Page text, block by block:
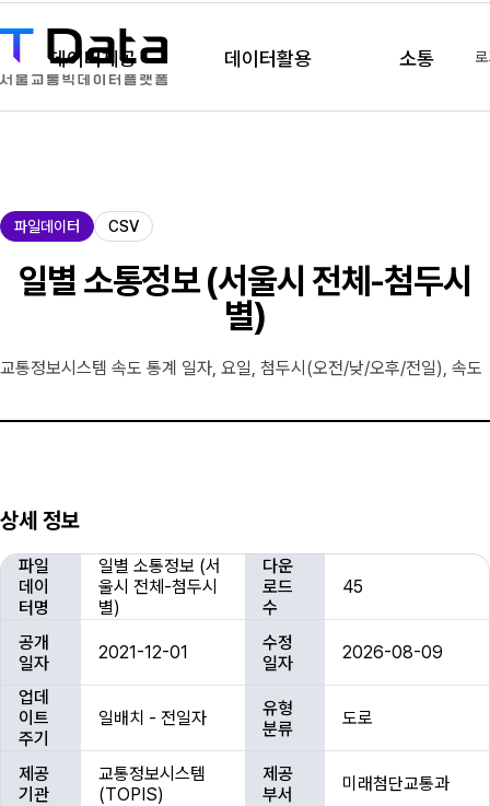
데이터제공 데이터활용 소통
제
공
파일데이터 CSV
일별 소통정보 (서울시 전체-첨두시
별)
교통정보시스템 속도 통계 일자, 요일, 첨두시(오전/낮/오후/전일), 속도
상세 정보
상 파일
데이
터명
일별 소통정보 (서
울시 전체-첨두시
별)
다운
로드
수
45
공개
일자
2021-12-01
수정
일자
2026-08-09
업데
이트
주기
일배치 - 전일자
유형
분류
도로
제공
기관
교통정보시스템
(TOPIS)
제공
부서
미래첨단교통과